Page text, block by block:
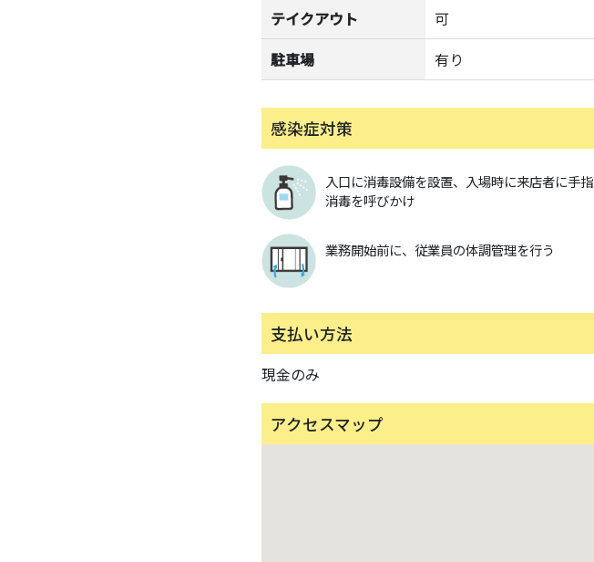
テイクアウト
可
駐車場
有り
感染症対策
入口に消毒設備を設置、入場時に来店者に手指
消毒を呼びかけ
業務開始前に、従業員の体調管理を行う
支払い方法
現金のみ
アクセスマップ